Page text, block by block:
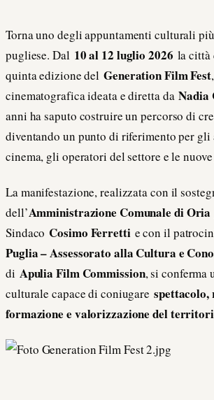
Torna uno degli appuntamenti culturali
pugliese. Dal 10 al 12 luglio 2026 la
quinta edizione del Generation Film Fest
cinematografica ideata e diretta daNadia
anni ha saputo costruire un percorso di
diventando un punto di riferimento per gli
cinema, gli operatori del settore e le
La manifestazione, realizzata con il
dell’Amministrazione Comunale di Oria
SindacoCosimo Ferretti e con il
Puglia – Assessorato alla Cultura e
di Apulia Film Commission, si conferma
culturale capace di coniugare spettacolo,
formazione e valorizzazione del